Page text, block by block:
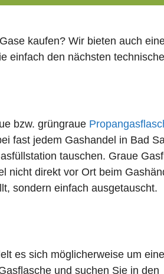
kaufen? Wir bieten auch
einfach den nächsten
bzw. grüngraue
fast jedem Gashandel in Bad
tauschen. Graue
nicht direkt vor Ort beim
sondern einfach ausgetauscht.
es sich möglicherweise um
und suchen Sie in den